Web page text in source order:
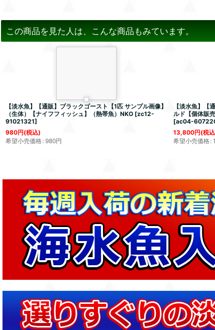
この商品を見た人は、こんな商品もみています。
【淡水魚】【通販】ブラックゴースト【1匹 サンプル画像】
（生体）【ナイフフィッシュ】（熱帯魚）NKO [zc12-
91021321]
980円(税込)
希望小売価格: 980円
【淡水魚】【
ルド【個体販
[ac04-
13,800円(税
希望小売価格: